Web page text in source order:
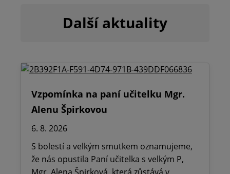
Další aktuality
Vzpomínka na paní učitelku Mgr.
Alenu Špirkovou
6. 8. 2026
S bolestí a velkým smutkem oznamujeme,
že nás opustila Paní učitelka s velkým P,